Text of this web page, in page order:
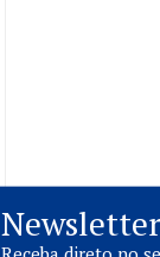
Newsletter